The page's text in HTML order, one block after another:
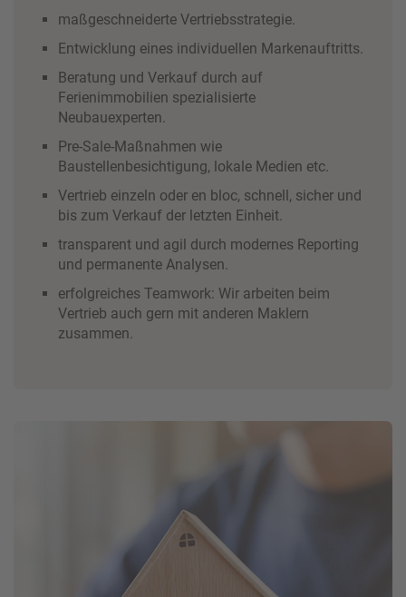
maßgeschneiderte Vertriebsstrategie.
Entwicklung eines individuellen Markenauftritts.
Beratung und Verkauf durch auf
Ferienimmobilien spezialisierte
Neubauexperten.
Pre-Sale-Maßnahmen wie
Baustellenbesichtigung, lokale Medien etc.
Vertrieb einzeln oder en bloc, schnell, sicher und
bis zum Verkauf der letzten Einheit.
transparent und agil durch modernes Reporting
und permanente Analysen.
erfolgreiches Teamwork: Wir arbeiten beim
Vertrieb auch gern mit anderen Maklern
zusammen.